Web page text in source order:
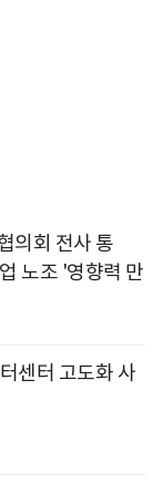
의회 전사 통
노조 '영향력 만
센터 고도화 사